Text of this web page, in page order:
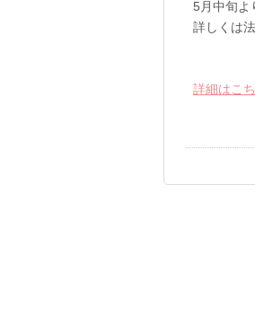
5月中旬よ
詳しくは
詳細はこ